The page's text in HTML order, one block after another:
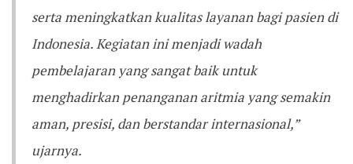
serta meningkatkan kualitas layanan bagi pasien di
Indonesia. Kegiatan ini menjadi wadah
pembelajaran yang sangat baik untuk
menghadirkan penanganan aritmia yang semakin
aman, presisi, dan berstandar internasional,”
ujarnya.